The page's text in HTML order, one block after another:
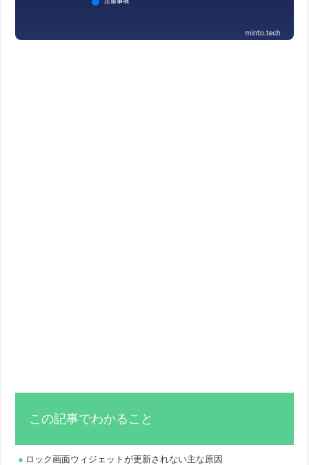
この記事でわかること
ロック画面ウィジェットが更新されない主な原因